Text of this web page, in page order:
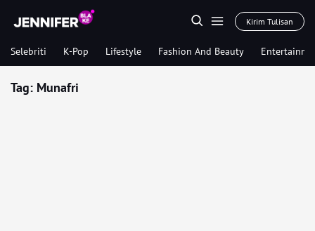
Kirim Tulisan
Selebriti K-Pop Lifestyle Fashion And Beauty
Tag: Munafri